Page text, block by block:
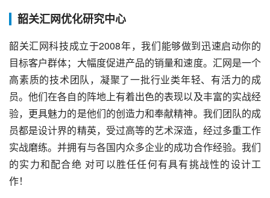
韶关汇网优化研究中心
韶关汇网科技成立于2008年，我们能够做到迅速启动你的
目标客户群体；大幅度促进产品的销量和速度。汇网是一个
高素质的技术团队，凝聚了一批行业类年轻、有活力的成
员。他们在各自的阵地上有着出色的表现以及丰富的实战经
验，更具魅力的是他们的创造力和奉献精神。我们团队的成
员都是设计界的精英，受过高等的艺术深造，经过多重工作
实战磨练。并拥有与各国内众多企业的成功合作经验。我们
的实力和配合绝 对可以胜任任何有具有挑战性的设计工
作！